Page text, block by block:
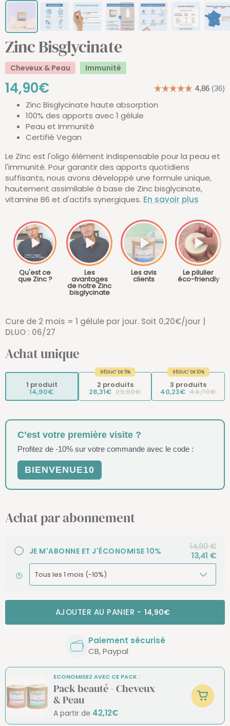
Zinc Bisglycinate
Cheveux & Peau Immunité
Prix
de
vente
14,90€
Zinc Bisglycinate haute absorption
100% des apports avec 1 gélule
Peau et Immunité
Certifié Vegan
Le Zinc est l'oligo élément indispensable pour la peau et
l'immunité. Pour garantir des apports quotidiens
suffisants, nous avons développé une formule unique,
hautement assimilable à base de Zinc bisglycinate,
vitamine B6 et d'actifs synergiques. En savoir plus
Qu'est ce
que Zinc ?
Les
avantages
de notre Zinc
bisglycinate
Les avis
clients
Le pilulier
éco-friendly
Cure de 2 mois = 1 gélule par jour. Soit 0,20€/jour |
DLUO : 06/27
Achat unique
1 produit
14,90€
2 produits
28,31€ 29,80€
RÉDUC' DE 5%
3 produits
40,23€ 44,70€
RÉDUC' DE 10%
C’est votre première visite ?
Profitez de -10% sur votre commande avec le code :
BIENVENUE10
Achat par abonnement
JE M'ABONNE ET J'ÉCONOMISE 10%
14,90 €
13,41 €
AJOUTER AU PANIER - 14,90€
Paiement sécurisé
CB, Paypal
ECONOMISEZ AVEC CE PACK :
Pack beauté - Cheveux
& Peau
A partir de 42,12€